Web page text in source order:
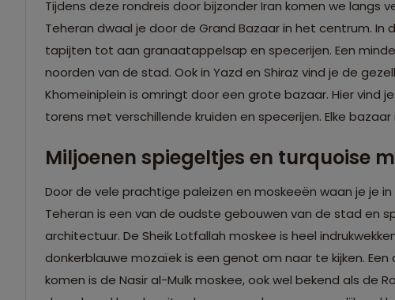
Tijdens deze rondreis door bijzonder Iran komen we langs
Teheran dwaal je door de Grand Bazaar in het centrum. In
tapijten tot aan granaatappelsap en specerijen. Een
noorden van de stad. Ook in Yazd en Shiraz vind je de
Khomeiniplein is omringt door een grote bazaar. Hier vind
torens met verschillende kruiden en specerijen. Elke bazaar
Miljoenen spiegeltjes en turquoise
Door de vele prachtige paleizen en moskeeën waan je je
Teheran is een van de oudste gebouwen van de stad en
architectuur. De Sheik Lotfallah moskee is heel
donkerblauwe mozaïek is een genot om naar te kijken.
komen is de Nasir al-Mulk moskee, ook wel bekend als de